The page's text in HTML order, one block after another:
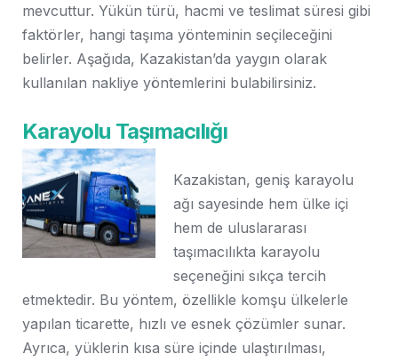
mevcuttur. Yükün türü, hacmi ve teslimat süresi gibi
faktörler, hangi taşıma yönteminin seçileceğini
belirler. Aşağıda, Kazakistan’da yaygın olarak
kullanılan nakliye yöntemlerini bulabilirsiniz.
Karayolu Taşımacılığı
Kazakistan, geniş karayolu
ağı sayesinde hem ülke içi
hem de uluslararası
taşımacılıkta karayolu
seçeneğini sıkça tercih
etmektedir. Bu yöntem, özellikle komşu ülkelerle
yapılan ticarette, hızlı ve esnek çözümler sunar.
Ayrıca, yüklerin kısa süre içinde ulaştırılması,